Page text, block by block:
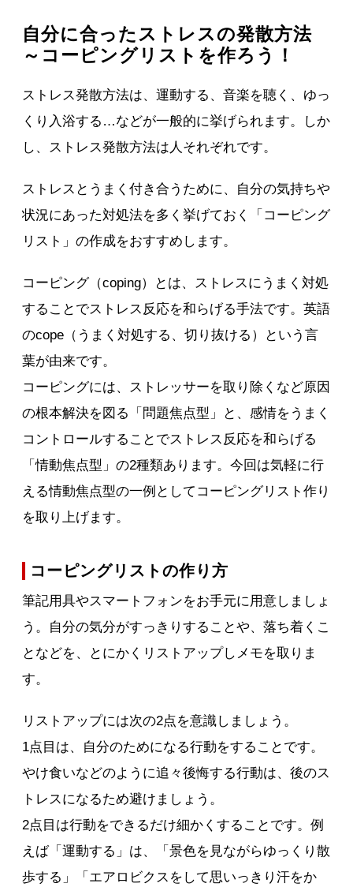
自分に合ったストレスの発散方法
～コーピングリストを作ろう！
ストレス発散方法は、運動する、音楽を聴く、ゆっ
くり入浴する…などが一般的に挙げられます。しか
し、ストレス発散方法は人それぞれです。
ストレスとうまく付き合うために、自分の気持ちや
状況にあった対処法を多く挙げておく「コーピング
リスト」の作成をおすすめします。
コーピング（coping）とは、ストレスにうまく対処
することでストレス反応を和らげる手法です。英語
のcope（うまく対処する、切り抜ける）という言
葉が由来です。
コーピングには、ストレッサーを取り除くなど原因
の根本解決を図る「問題焦点型」と、感情をうまく
コントロールすることでストレス反応を和らげる
「情動焦点型」の2種類あります。今回は気軽に行
える情動焦点型の一例としてコーピングリスト作り
を取り上げます。
コーピングリストの作り方
筆記用具やスマートフォンをお手元に用意しましょ
う。自分の気分がすっきりすることや、落ち着くこ
となどを、とにかくリストアップしメモを取りま
す。
リストアップには次の2点を意識しましょう。
1点目は、自分のためになる行動をすることです。
やけ食いなどのように追々後悔する行動は、後のス
トレスになるため避けましょう。
2点目は行動をできるだけ細かくすることです。例
えば「運動する」は、「景色を見ながらゆっくり散
歩する」「エアロビクスをして思いっきり汗をか